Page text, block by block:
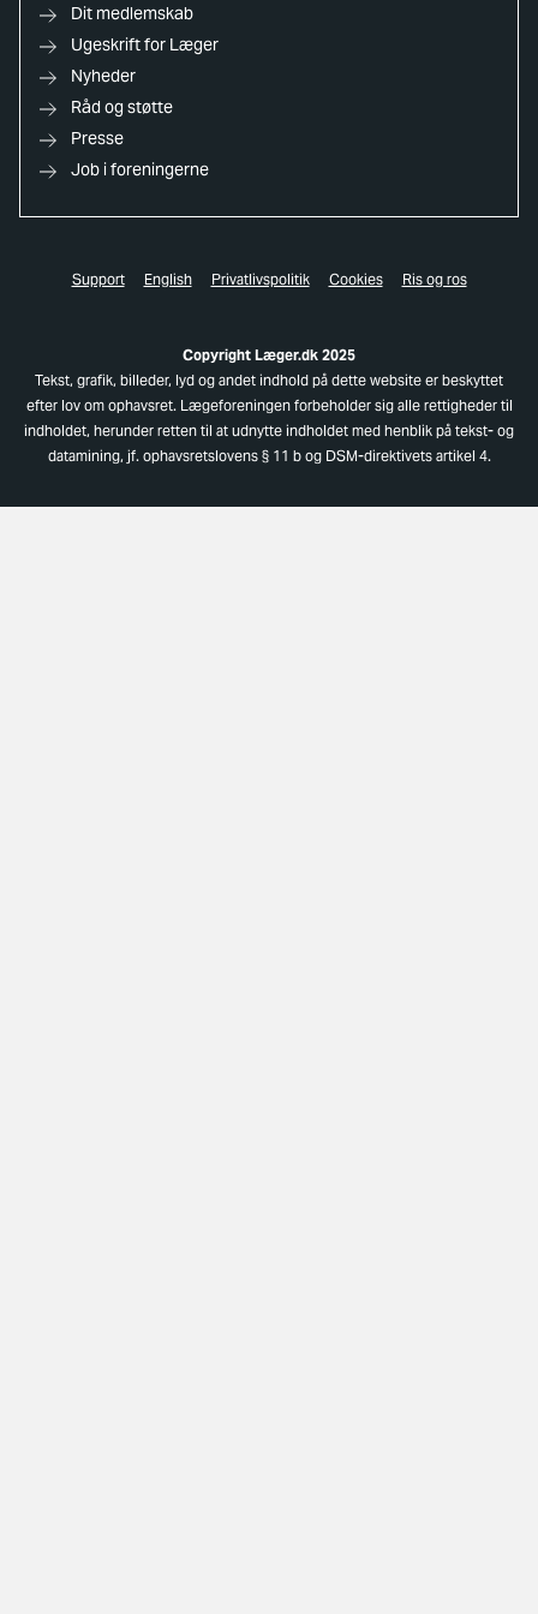
Dit medlemskab
Ugeskrift for Læger
Nyheder
Råd og støtte
Presse
Job i foreningerne
Support English Privatlivspolitik Cookies Ris og ros
Copyright Læger.dk 2025
Tekst, grafik, billeder, lyd og andet indhold på dette website er beskyttet
efter lov om ophavsret. Lægeforeningen forbeholder sig alle rettigheder til
indholdet, herunder retten til at udnytte indholdet med henblik på tekst- og
datamining, jf. ophavsretslovens § 11 b og DSM-direktivets artikel 4.